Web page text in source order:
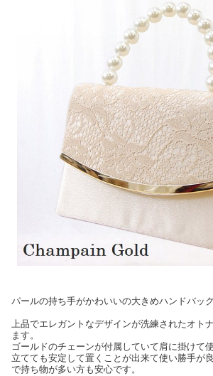
パールの持ち手がかわいいの大きめハンドバッグ
上品でエレガントなデザインが洗練されたオト
ます。
ゴールドのチェーンが付属していて肩に掛けて使
立てても安定して置くことが出来て使い勝手が
で持ち物が多い方も安心です。